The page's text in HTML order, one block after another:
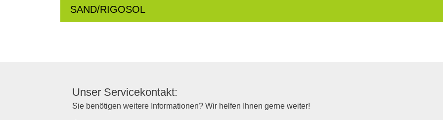
SAND/RIGOSOL
Unser Servicekontakt:
Sie benötigen weitere Informationen? Wir helfen Ihnen gerne weiter!